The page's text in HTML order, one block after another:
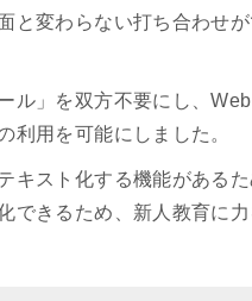
と変わらない打ち合わせが
ル」を双方不要にし、
利用を可能にしました。
キスト化する機能がある
できるため、新人教育に